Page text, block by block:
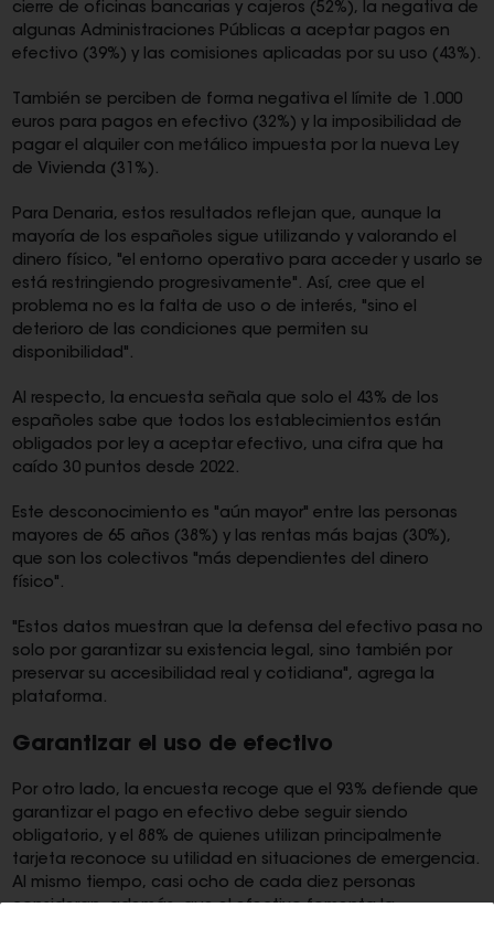
cierre de oficinas bancarias y cajeros (52%), la negativa de
algunas Administraciones Públicas a aceptar pagos en
efectivo (39%) y las comisiones aplicadas por su uso (43%).
También se perciben de forma negativa el límite de 1.000
euros para pagos en efectivo (32%) y la imposibilidad de
pagar el alquiler con metálico impuesta por la nueva Ley
de Vivienda (31%).
Para Denaria, estos resultados reflejan que, aunque la
mayoría de los españoles sigue utilizando y valorando el
dinero físico, "el entorno operativo para acceder y usarlo se
está restringiendo progresivamente". Así, cree que el
problema no es la falta de uso o de interés, "sino el
deterioro de las condiciones que permiten su
disponibilidad".
Al respecto, la encuesta señala que solo el 43% de los
españoles sabe que todos los establecimientos están
obligados por ley a aceptar efectivo, una cifra que ha
caído 30 puntos desde 2022.
Este desconocimiento es "aún mayor" entre las personas
mayores de 65 años (38%) y las rentas más bajas (30%),
que son los colectivos "más dependientes del dinero
físico".
"Estos datos muestran que la defensa del efectivo pasa no
solo por garantizar su existencia legal, sino también por
preservar su accesibilidad real y cotidiana", agrega la
plataforma.
Garantizar el uso de efectivo
Por otro lado, la encuesta recoge que el 93% defiende que
garantizar el pago en efectivo debe seguir siendo
obligatorio, y el 88% de quienes utilizan principalmente
tarjeta reconoce su utilidad en situaciones de emergencia.
Al mismo tiempo, casi ocho de cada diez personas
consideran, además, que el efectivo fomenta la